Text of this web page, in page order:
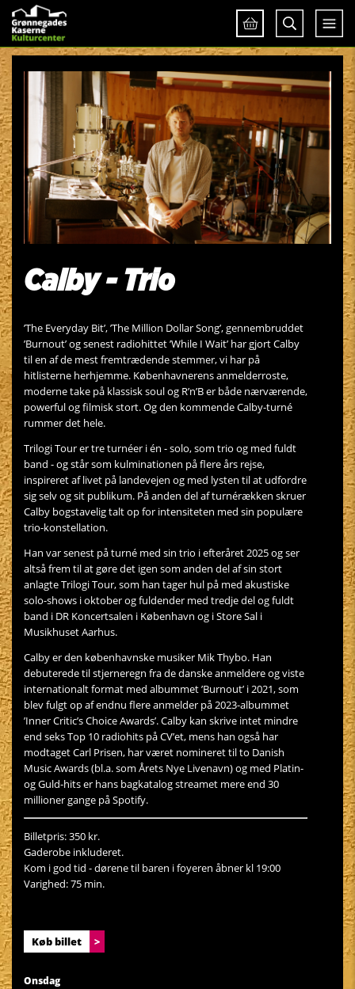
Calby - Trio
’The Everyday Bit’, ’The Million Dollar Song’, gennembruddet
’Burnout’ og senest radiohittet ’While I Wait’ har gjort Calby
til en af de mest fremtrædende stemmer, vi har på
hitlisterne herhjemme. Københavnerens anmelderroste,
moderne take på klassisk soul og R’n’B er både nærværende,
powerful og filmisk stort. Og den kommende Calby-turné
rummer det hele.
Trilogi Tour er tre turnéer i én - solo, som trio og med fuldt
band - og står som kulminationen på flere års rejse,
inspireret af livet på landevejen og med lysten til at udfordre
sig selv og sit publikum. På anden del af turnérækken skruer
Calby bogstavelig talt op for intensiteten med sin populære
trio-konstellation.
Han var senest på turné med sin trio i efteråret 2025 og ser
altså frem til at gøre det igen som anden del af sin stort
anlagte Trilogi Tour, som han tager hul på med akustiske
solo-shows i oktober og fuldender med tredje del og fuldt
band i DR Koncertsalen i København og i Store Sal i
Musikhuset Aarhus.
Calby er den københavnske musiker Mik Thybo. Han
debuterede til stjerneregn fra de danske anmeldere og viste
internationalt format med albummet ’Burnout’ i 2021, som
blev fulgt op af endnu flere anmelder på 2023-albummet
’Inner Critic’s Choice Awards’. Calby kan skrive intet mindre
end seks Top 10 radiohits på CV’et, mens han også har
modtaget Carl Prisen, har været nomineret til to Danish
Music Awards (bl.a. som Årets Nye Livenavn) og med Platin-
og Guld-hits er hans bagkatalog streamet mere end 30
millioner gange på Spotify.
Billetpris: 350 kr.
Gaderobe inkluderet.
Kom i god tid - dørene til baren i foyeren åbner kl 19:00
Varighed: 75 min.
Køb billet >
Onsdag